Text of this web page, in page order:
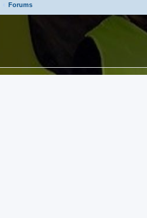
Forums